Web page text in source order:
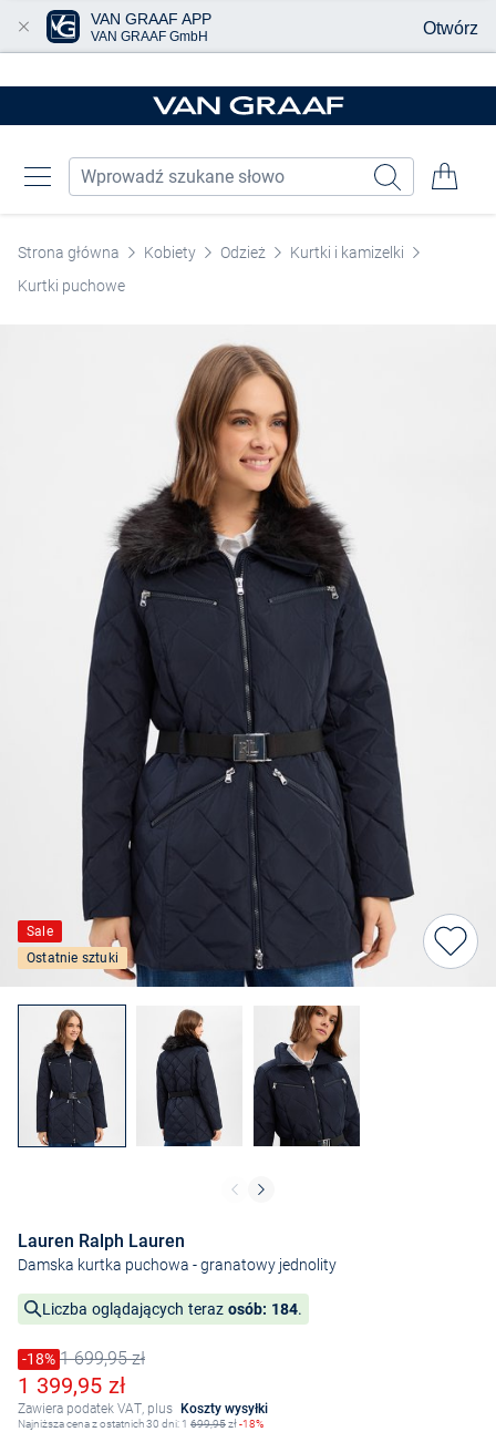
Strona główna Kobiety Odzież
Kurtki i kamizelki
Kurtki puchowe
Sale
Ostatnie sztuki
Lauren Ralph Lauren
Damska kurtka puchowa - granatowy jednolity
Liczba oglądających teraz osób: 184.
Cena obniżona o
-18%
Stara cena1 699,95 zł
Obniżona cena
1 399,95 zł
Zawiera podatek VAT, plus Koszty wysyłki
Najniższa cena z ostatnich 30 dni: 1 699,95zł-18%
VAN GRAAF APP
VAN GRAAF GmbH Otwórz